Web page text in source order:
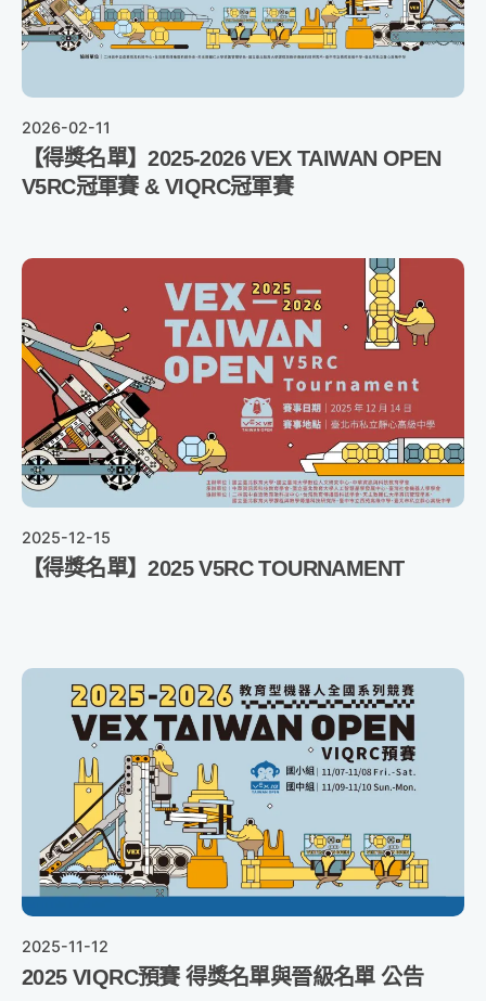
2026-02-11
【得獎名單】2025-2026 VEX TAIWAN OPEN
V5RC冠軍賽 & VIQRC冠軍賽
2025-12-15
【得獎名單】2025 V5RC TOURNAMENT
2025-11-12
2025 VIQRC預賽 得獎名單與晉級名單 公告